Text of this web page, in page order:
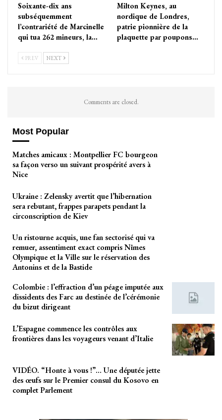
Soixante-dix ans
subséquemment
l’contrariété de Marcinelle
qui tua 262 mineurs, la…
Milton Keynes, au
nordique de Londres,
patrie pionnière de la
plaquette par poupons…
PREV NEXT
Comments are closed.
Most Popular
Matches amicaux : Montpellier FC bourgeon
sa façon verso un suivant prospérité avers à
Nice
Ukraine : Zelensky avertit que l’hibernation
sera rebutant, frappes parapets pendant la
circonscription de Kiev
Un ristourne acquis, une fan sectorisé qui va
remuer, assentiment exact compris Nîmes
Olympique et la Ville sur le réservation des
Antonins et de la Bastide
Colombie : l’effraction d’un péage imputée aux
dissidents des Farc au destinée de l’cérémonie
du bizut dirigeant
L’Espagne commence les contrôles aux
frontières dans les voyageurs venant d’Italie
VIDÉO. “Honte à vous !”… Une députée jette
des œufs sur le Premier consul du Kosovo en
complet Parlement